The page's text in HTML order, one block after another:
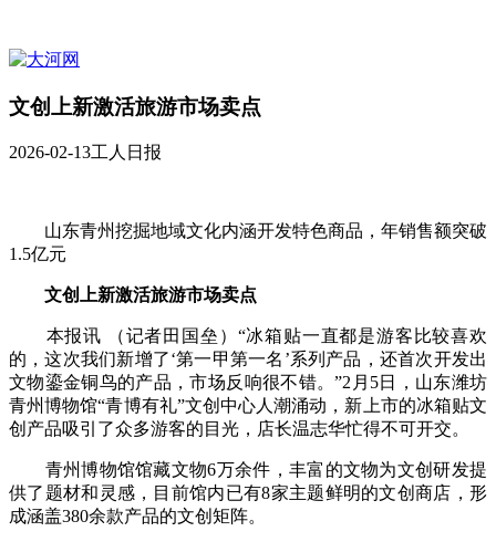
文创上新激活旅游市场卖点
2026-02-13工人日报
山东青州挖掘地域文化内涵开发特色商品，年销售额突破
1.5亿元
文创上新激活旅游市场卖点
本报讯 （记者田国垒）“冰箱贴一直都是游客比较喜欢
的，这次我们新增了‘第一甲第一名’系列产品，还首次开发出
文物鎏金铜鸟的产品，市场反响很不错。”2月5日，山东潍坊
青州博物馆“青博有礼”文创中心人潮涌动，新上市的冰箱贴文
创产品吸引了众多游客的目光，店长温志华忙得不可开交。
青州博物馆馆藏文物6万余件，丰富的文物为文创研发提
供了题材和灵感，目前馆内已有8家主题鲜明的文创商店，形
成涵盖380余款产品的文创矩阵。